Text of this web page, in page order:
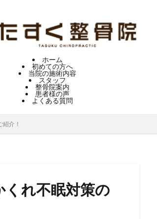
ホーム
初めての方へ
当院の施術内容
スタッフ
整骨院案内
患者様の声
よくある質問
介！
くれ不眠対策の